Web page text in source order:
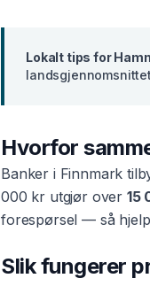
Lokalt tips for
Hvorfor
Banker i Finnmark
000 kr utgjør over 15
forespørsel — så
Slik fungerer